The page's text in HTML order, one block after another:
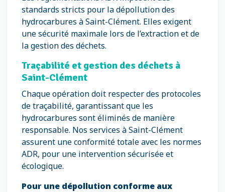
standards stricts pour la dépollution des
hydrocarbures à Saint-Clément. Elles exigent
une sécurité maximale lors de l’extraction et de
la gestion des déchets.
Traçabilité et gestion des déchets à
Saint-Clément
Chaque opération doit respecter des protocoles
de traçabilité, garantissant que les
hydrocarbures sont éliminés de manière
responsable. Nos services à Saint-Clément
assurent une conformité totale avec les normes
ADR, pour une intervention sécurisée et
écologique.
Pour une dépollution conforme aux